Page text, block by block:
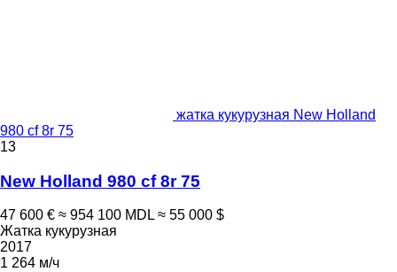
жатка кукурузная New Holland
980 cf 8r 75
13
New Holland 980 cf 8r 75
47 600 € ≈ 954 100 MDL ≈ 55 000 $
Жатка кукурузная
2017
1 264 м/ч